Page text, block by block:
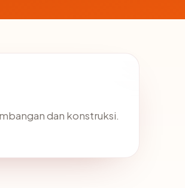
dan konstruksi.